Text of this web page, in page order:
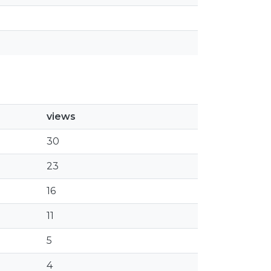
views
30
23
16
11
5
4